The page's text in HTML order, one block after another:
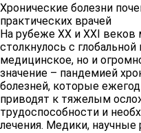
Хронические болезни
практических врачей
На рубеже XX и XXI
столкнулось с
медицинское, но и
значение – пандемией
болезней, которые
приводят к тяжелым
трудоспособности и
лечения. Медики, научные